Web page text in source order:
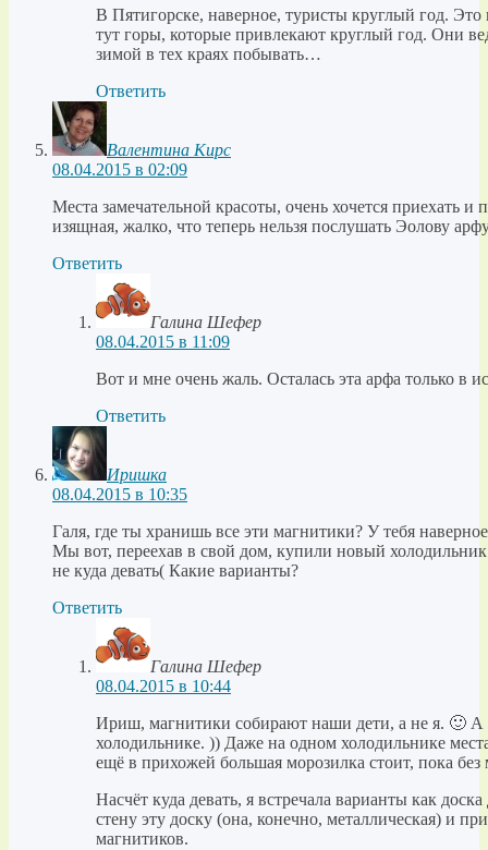
В Пятигорске, наверное, туристы круглый год.
тут горы, которые привлекают круглый год. Они
зимой в тех краях побывать…
Ответить
Валентина Кирс
08.04.2015 в 02:09
Места замечательной красоты, очень хочется приехать и
изящная, жалко, что теперь нельзя послушать Эолову
Ответить
Галина Шефер
08.04.2015 в 11:09
Вот и мне очень жаль. Осталась эта арфа только в
Ответить
Иришка
08.04.2015 в 10:35
Галя, где ты хранишь все эти магнитики? У тебя
Мы вот, переехав в свой дом, купили новый
не куда девать( Какие варианты?
Ответить
Галина Шефер
08.04.2015 в 10:44
Ириш, магнитики собирают наши дети, а не я. 🙂 А
холодильнике. )) Даже на одном холодильнике
ещё в прихожей большая морозилка стоит, пока без
Насчёт куда девать, я встречала варианты как
стену эту доску (она, конечно, металлическая) и
магнитиков.